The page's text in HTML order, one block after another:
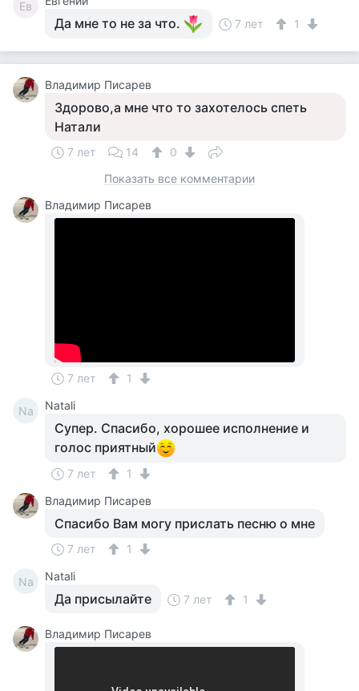
Ев
Да мне то не за что. 7 лет 1
Владимир Писарев
Здорово,а мне что то захотелось спеть
Натали
7 лет 14
0
Показать все комментарии
Владимир Писарев
7 лет 1
Na Natali
Супер. Спасибо, хорошее исполнение и
голос приятный
7 лет
1
Владимир Писарев
Спасибо Вам могу прислать песню о мне
7 лет 1
Na Natali
Да присылайте 7 лет 1
Владимир Писарев